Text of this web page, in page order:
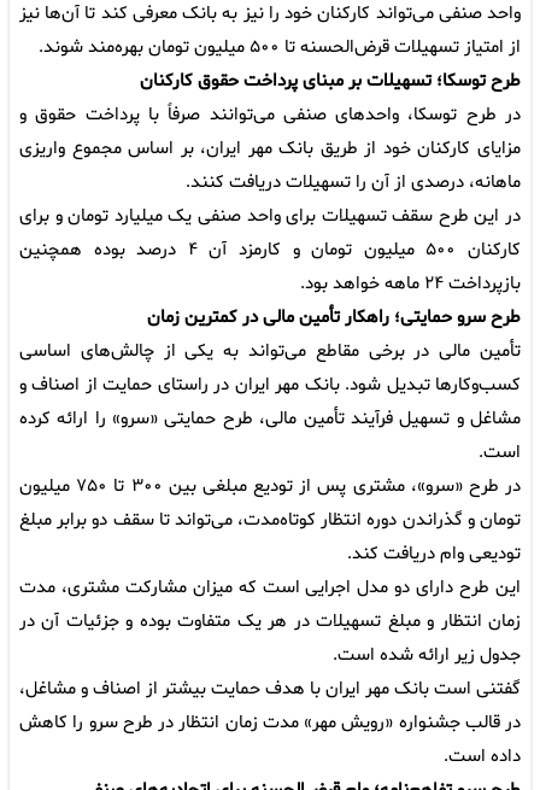
واحد صنفی می‌تواند کارکنان خود را نیز به بانک معرفی کند تا آن‌ها نیز
از امتیاز تسهیلات قرض‌الحسنه تا ۵۰۰ میلیون تومان بهره‌مند شوند.
طرح توسکا؛ تسهیلات بر مبنای پرداخت حقوق کارکنان
در طرح توسکا، واحدهای صنفی می‌توانند صرفاً با پرداخت حقوق و
مزایای کارکنان خود از طریق بانک مهر ایران، بر اساس مجموع واریزی
ماهانه، درصدی از آن را تسهیلات دریافت کنند.
در این طرح سقف تسهیلات برای واحد صنفی یک میلیارد تومان و برای
کارکنان ۵۰۰ میلیون تومان و کارمزد آن ۴ درصد بوده همچنین
بازپرداخت ۲۴ ماهه خواهد بود.
طرح سرو حمایتی؛ راهکار تأمین مالی در کمترین زمان
تأمین مالی در برخی مقاطع می‌تواند به یکی از چالش‌های اساسی
کسب‌وکارها تبدیل شود. بانک مهر ایران در راستای حمایت از اصناف و
مشاغل و تسهیل فرآیند تأمین مالی، طرح حمایتی «سرو» را ارائه کرده
است.
در طرح «سرو»، مشتری پس از تودیع مبلغی بین ۳۰۰ تا ۷۵۰ میلیون
تومان و گذراندن دوره انتظار کوتاه‌مدت، می‌تواند تا سقف دو برابر مبلغ
تودیعی وام دریافت کند.
این طرح دارای دو مدل اجرایی است که میزان مشارکت مشتری، مدت
زمان انتظار و مبلغ تسهیلات در هر یک متفاوت بوده و جزئیات آن در
جدول زیر ارائه شده است.
گفتنی است بانک مهر ایران با هدف حمایت بیشتر از اصناف و مشاغل،
در قالب جشنواره «رویش مهر» مدت زمان انتظار در طرح سرو را کاهش
داده است.